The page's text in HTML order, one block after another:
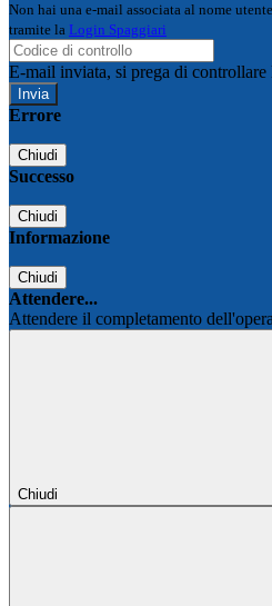
Non hai una e-mail associata al nome
tramite la Login Spaggiari
E-mail inviata, si prega di controllare
Errore
Chiudi
Successo
Chiudi
Informazione
Chiudi
Attendere...
Attendere il completamento
Chiudi